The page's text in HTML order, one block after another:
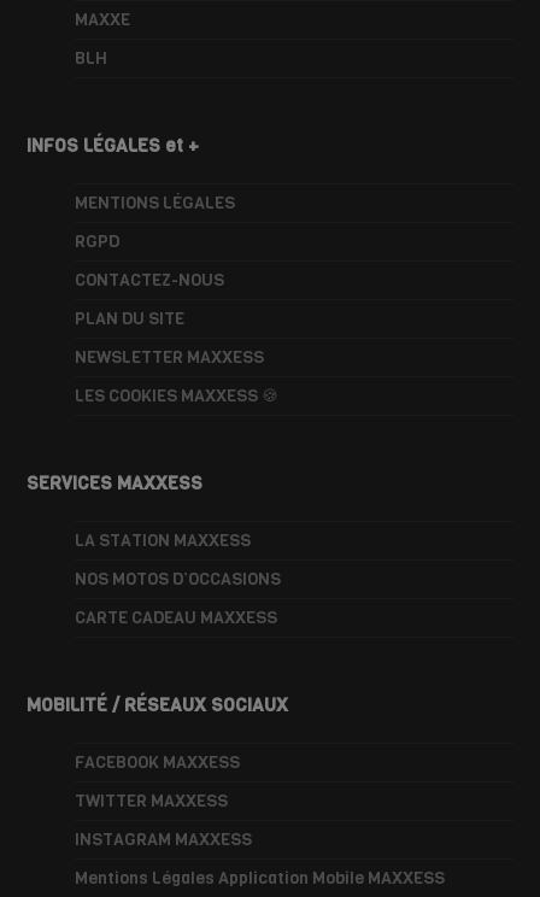
MAXXE
BLH
INFOS LÉGALES et +
MENTIONS LÉGALES
RGPD
CONTACTEZ-NOUS
PLAN DU SITE
NEWSLETTER MAXXESS
LES COOKIES MAXXESS 🍪
SERVICES MAXXESS
LA STATION MAXXESS
NOS MOTOS D’OCCASIONS
CARTE CADEAU MAXXESS
MOBILITÉ / RÉSEAUX SOCIAUX
FACEBOOK MAXXESS
TWITTER MAXXESS
INSTAGRAM MAXXESS
Mentions Légales Application Mobile MAXXESS